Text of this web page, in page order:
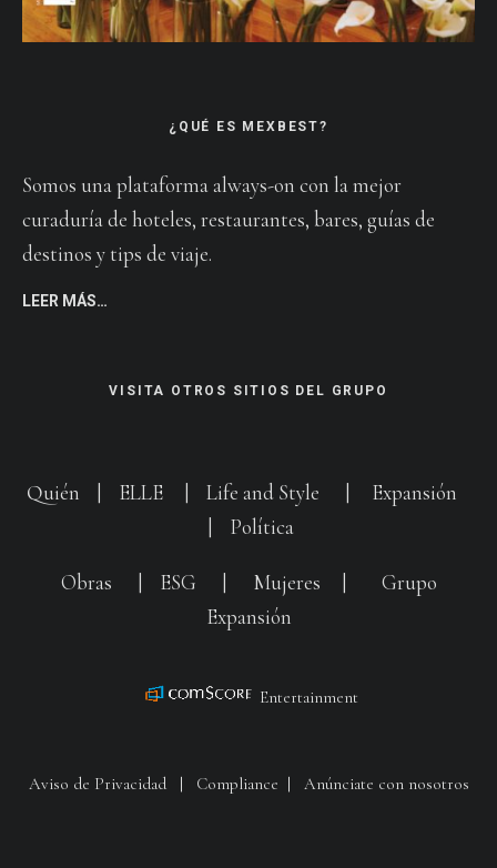
¿QUÉ ES MEXBEST?
Somos una plataforma always-on con la mejor
curaduría de hoteles, restaurantes, bares, guías de
destinos y tips de viaje.
LEER MÁS…
VISITA OTROS SITIOS DEL GRUPO
Quién ELLE Life and Style
Expansión
Política
Obras ESG Mujeres
Grupo
Expansión
Entertainment
Aviso de Privacidad| Compliance Anúnciate con nosotros